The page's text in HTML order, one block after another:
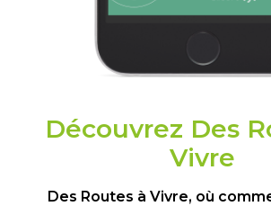
Découvrez Des
Vivre
Des Routes à Vivre, où